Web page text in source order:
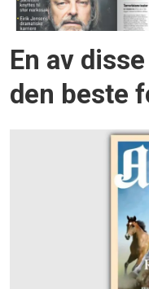
En av
den beste